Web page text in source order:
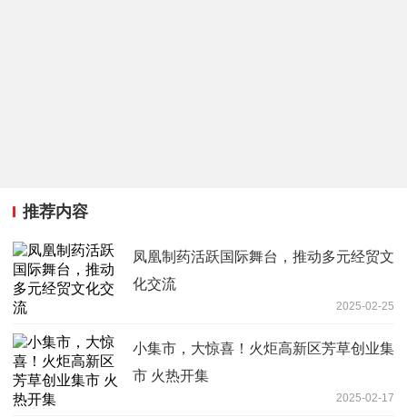
推荐内容
凤凰制药活跃国际舞台，推动多元经贸文
化交流
2025-02-25
小集市，大惊喜！火炬高新区芳草创业集
市 火热开集
2025-02-17